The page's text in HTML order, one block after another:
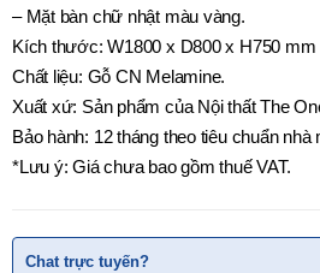
– Mặt bàn chữ nhật màu vàng.
Kích thước: W1800 x D800 x H750 mm
Chất liệu: Gỗ CN Melamine.
Xuất xứ: Sản phẩm của Nội thất The
Bảo hành: 12 tháng theo tiêu chuẩn nhà
*Lưu ý: Giá chưa bao gồm thuế VAT.
Chat trực tuyến?